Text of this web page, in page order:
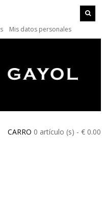
CARRO 0 artículo (s) - € 0.00
Mis datos personales